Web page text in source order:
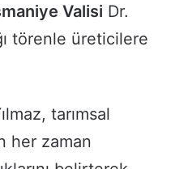
Valisi Dr.
törenle üreticilere
tarımsal
her zaman